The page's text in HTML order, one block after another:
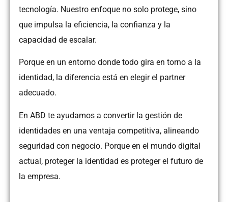
tecnología. Nuestro enfoque no solo protege, sino
que impulsa la eficiencia, la confianza y la
capacidad de escalar.
Porque en un entorno donde todo gira en torno a la
identidad, la diferencia está en elegir el partner
adecuado.
En ABD te ayudamos a convertir la gestión de
identidades en una ventaja competitiva, alineando
seguridad con negocio. Porque en el mundo digital
actual, proteger la identidad es proteger el futuro de
la empresa.